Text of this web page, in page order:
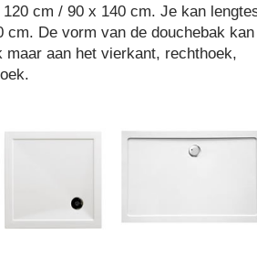
cm / 90 x 140 cm. Je kan
cm. De vorm van de douchebak kan
aan het vierkant, rechthoek,